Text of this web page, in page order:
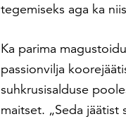
tegemiseks aga ka
Ka parima
passionvilja
suhkrusisalduse
maitset. „Seda jäätist